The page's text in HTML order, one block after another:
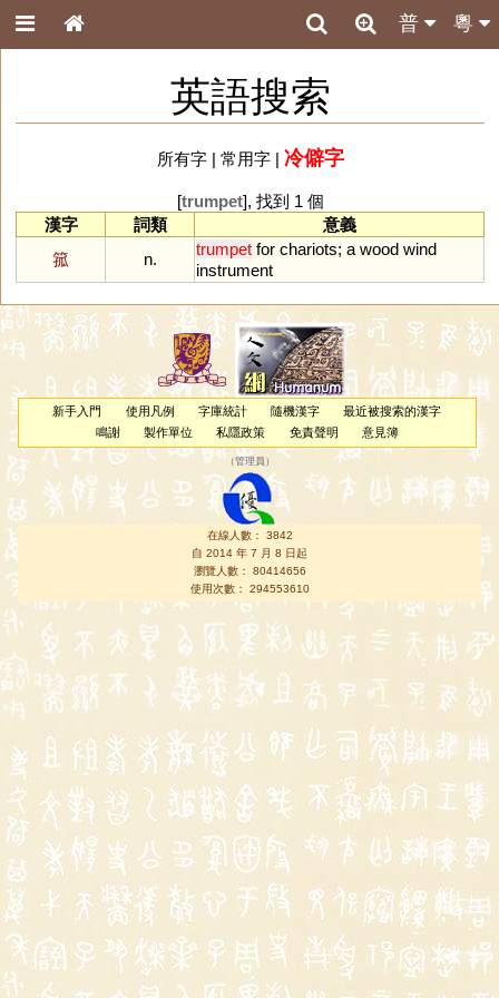
粵
普
英語搜索
所有字| 常用字| 冷僻字
[trumpet], 找到 1 個
漢字
詞類
意義
箛
n.
trumpet for chariots; a wood wind
instrument
新手入門 使用凡例 字庫統計 隨機漢字
最近被搜索的漢字
鳴謝
製作單位 私隱政策 免責聲明 意見簿
（管理員 ）
在線人數： 3842
自 2014 年 7 月 8 日起
瀏覽人數： 80414656
使用次數： 294553610